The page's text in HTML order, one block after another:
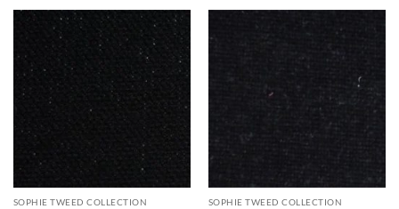
SOPHIE TWEED COLLECTION SOPHIE TWEED COLLECTION